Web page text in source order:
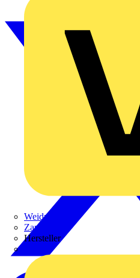
Weidmüller
Zaptec
Hersteller